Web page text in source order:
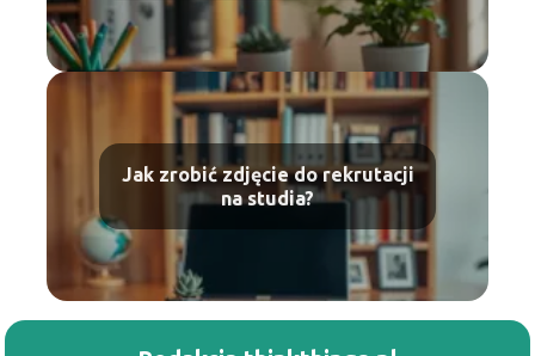
Jak zrobić zdjęcie do rekrutacji
na studia?